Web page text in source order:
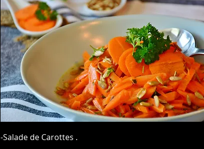
-Salade de Carottes .